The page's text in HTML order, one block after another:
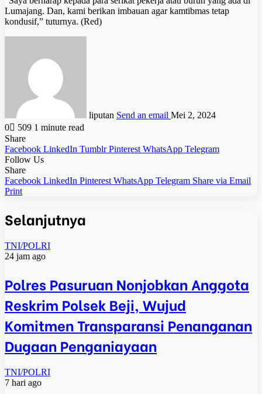
Lumajang. Dan, kami berikan imbauan agar kamtibmas tetap
kondusif,” tuturnya. (Red)
liputan Send an email Mei 2, 2024
0
509 1 minute read
Share
Facebook LinkedIn Tumblr Pinterest WhatsApp Telegram
Follow Us
Share
Facebook LinkedIn Pinterest WhatsApp Telegram Share via Email
Print
Selanjutnya
TNI/POLRI
24 jam ago
Polres Pasuruan Nonjobkan Anggota
Reskrim Polsek Beji, Wujud
Komitmen Transparansi Penanganan
Dugaan Penganiayaan
TNI/POLRI
7 hari ago